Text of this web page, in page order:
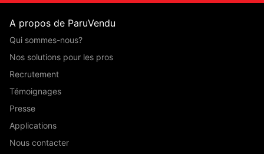
A propos de ParuVendu
Qui sommes-nous?
Nos solutions pour les pros
Recrutement
Témoignages
Presse
Applications
Nous contacter